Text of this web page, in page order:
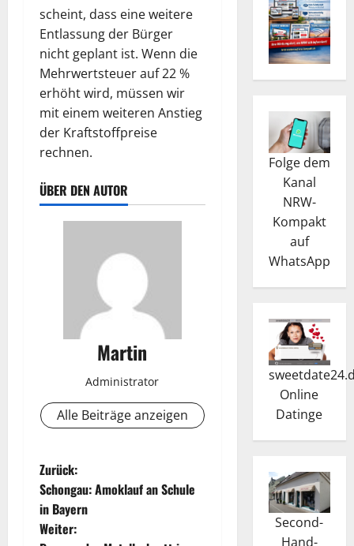
scheint, dass eine weitere
Entlassung der Bürger
nicht geplant ist. Wenn die
Mehrwertsteuer auf 22 %
erhöht wird, müssen wir
mit einem weiteren Anstieg
der Kraftstoffpreise
rechnen.
ÜBER DEN AUTOR
Martin
Administrator
Alle Beiträge anzeigen
B
e
Zurück:
Schongau: Amoklauf an Schule
in Bayern
Weiter:
Folge dem
Kanal
NRW-
Kompakt
auf
WhatsApp
Online
Datinge
Second-
Hand-